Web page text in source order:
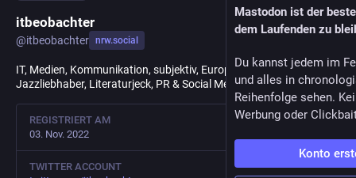
itbeobachter
@itbeobachter nrw.social
IT, Medien, Kommunikation, subjektiv, Europäer, Rheinländer,
Jazzliebhaber, Literaturjeck, PR & Social Media @ PR Exclusiv
REGISTRIERT AM
03. Nov. 2022
TWITTER ACCOUNT
Mastodon ist der
dem Laufenden zu
Du kannst jedem im
und alles in
Reihenfolge sehen.
Werbung oder
Konto